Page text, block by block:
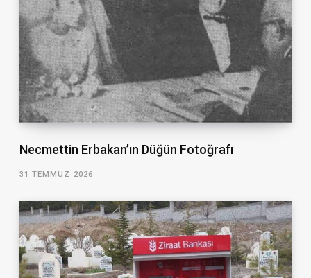
Necmettin Erbakan’ın Düğün Fotoğrafı
31 TEMMUZ 2026